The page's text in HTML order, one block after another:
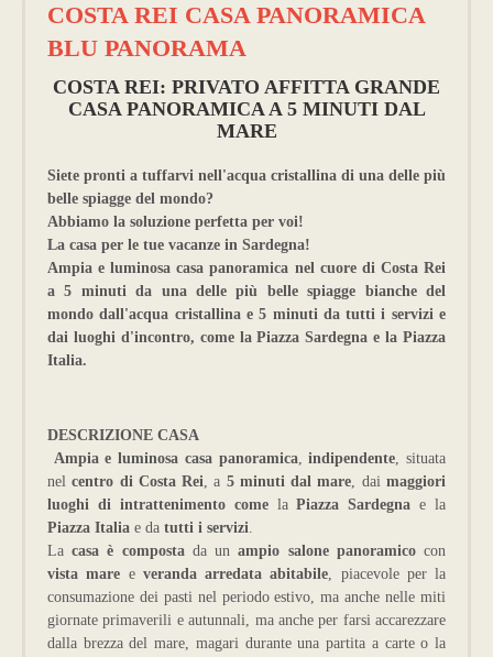
COSTA REI CASA PANORAMICA
BLU PANORAMA
COSTA REI: PRIVATO AFFITTA GRANDE
CASA PANORAMICA A 5 MINUTI DAL
MARE
Siete pronti a tuffarvi nell'acqua cristallina di una delle più
belle spiagge del mondo?
Abbiamo la soluzione perfetta per voi!
La casa per le tue vacanze in Sardegna!
Ampia e luminosa casa panoramica nel cuore di Costa Rei
a 5 minuti da una delle più belle spiagge bianche del
mondo dall'acqua cristallina e 5 minuti da tutti i servizi e
dai luoghi d'incontro, come la Piazza Sardegna e la Piazza
Italia.
DESCRIZIONE CASA
Ampia e luminosa casa panoramica, indipendente, situata
nelcentro di Costa Rei, a 5 minuti dal mare, daimaggiori
luoghi di intrattenimento come laPiazza Sardegnae la
Piazza Italia e da tutti i servizi.
Lacasa è compostada unampio salone panoramicocon
vista mare e veranda arredata abitabile, piacevole per la
consumazione dei pasti nel periodo estivo, ma anche nelle miti
giornate primaverili e autunnali, ma anche per farsi accarezzare
dalla brezza del mare, magari durante una partita a carte o la